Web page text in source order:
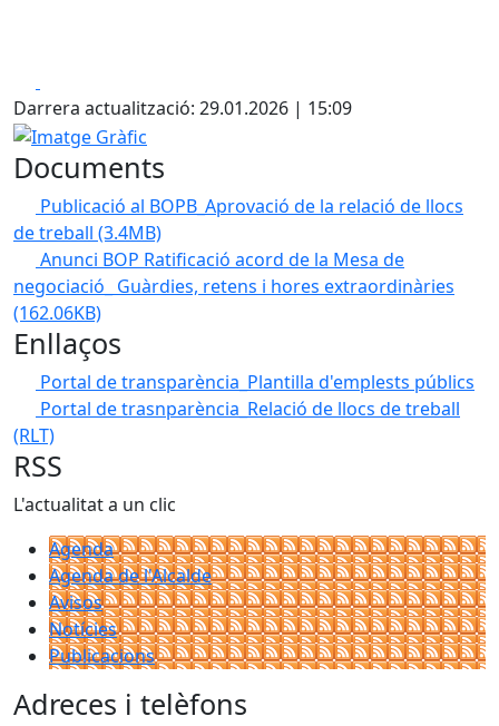
Darrera actualització: 29.01.2026 | 15:09
Imatge Gràfic
Documents
Publicació al BOPB_Aprovació de la relació de llocs
de treball (3.4MB)
Anunci BOP Ratificació acord de la Mesa de
negociació_ Guàrdies, retens i hores extraordinàries
(162.06KB)
Enllaços
Portal de transparència_Plantilla d'emplests públics
Portal de trasnparència_Relació de llocs de treball
(RLT)
RSS
L'actualitat a un clic
Agenda
Agenda de l'Alcalde
Avisos
Notícies
Publicacions
Adreces i telèfons